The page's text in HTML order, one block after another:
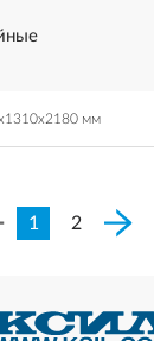
мм
1 2